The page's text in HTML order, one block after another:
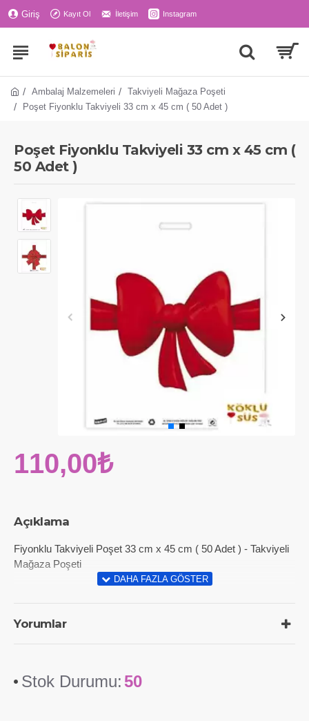
Giriş Kayıt Ol İletişim Instagram
Ambalaj Malzemeleri
Takviyeli Mağaza Poşeti
Poşet Fiyonklu Takviyeli 33 cm x 45 cm ( 50 Adet )
Poşet Fiyonklu Takviyeli 33 cm x 45 cm (
50 Adet )
Açıklama
Fiyonklu Takviyeli Poşet 33 cm x 45 cm ( 50 Adet ) - Takviyeli
Mağaza Poşeti
Yorumlar
Stok Durumu: 50
110,00₺